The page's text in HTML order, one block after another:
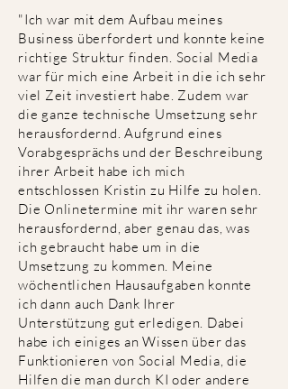
"Ich war mit dem Aufbau meines
Business überfordert und konnte keine
richtige Struktur finden. Social Media
war für mich eine Arbeit in die ich sehr
viel Zeit investiert habe. Zudem war
die ganze technische Umsetzung sehr
herausfordernd. Aufgrund eines
Vorabgesprächs und der Beschreibung
ihrer Arbeit habe ich mich
entschlossen Kristin zu Hilfe zu holen.
Die Onlinetermine mit ihr waren sehr
herausfordernd, aber genau das, was
ich gebraucht habe um in die
Umsetzung zu kommen. Meine
wöchentlichen Hausaufgaben konnte
ich dann auch Dank Ihrer
Unterstützung gut erledigen. Dabei
habe ich einiges an Wissen über das
Funktionieren von Social Media, die
Hilfen die man durch KI oder andere